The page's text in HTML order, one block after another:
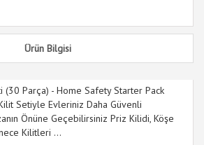
Ürün Bilgisi
(30 Parça) - Home Safety Starter Pack
Setiyle Evleriniz Daha Güvenli
Önüne Geçebilirsiniz Priz Kilidi, Köşe
Kilitleri ...